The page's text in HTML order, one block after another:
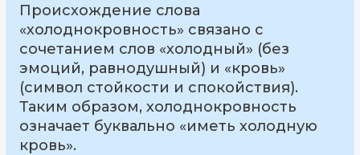
Происхождение слова
«холоднокровность» связано с
сочетанием слов «холодный» (без
эмоций, равнодушный) и «кровь»
(символ стойкости и спокойствия).
Таким образом, холоднокровность
означает буквально «иметь холодную
кровь».